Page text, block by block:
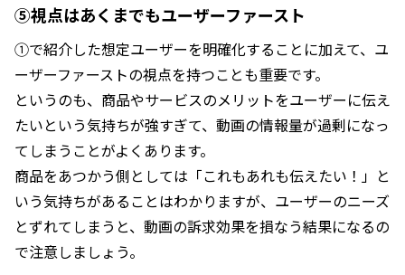
⑤視点はあくまでもユーザーファースト
①で紹介した想定ユーザーを明確化することに加えて、ユ
ーザーファーストの視点を持つことも重要です。
というのも、商品やサービスのメリットをユーザーに伝え
たいという気持ちが強すぎて、動画の情報量が過剰になっ
てしまうことがよくあります。
商品をあつかう側としては「これもあれも伝えたい！」と
いう気持ちがあることはわかりますが、ユーザーのニーズ
とずれてしまうと、動画の訴求効果を損なう結果になるの
で注意しましょう。